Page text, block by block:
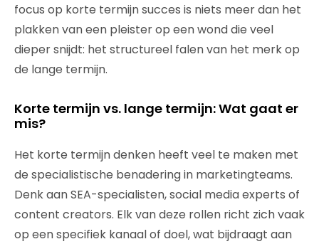
focus op korte termijn succes is niets meer dan het
plakken van een pleister op een wond die veel
dieper snijdt: het structureel falen van het merk op
de lange termijn.
Korte termijn vs. lange termijn: Wat gaat er
mis?
Het korte termijn denken heeft veel te maken met
de specialistische benadering in marketingteams.
Denk aan SEA-specialisten, social media experts of
content creators. Elk van deze rollen richt zich vaak
op een specifiek kanaal of doel, wat bijdraagt aan